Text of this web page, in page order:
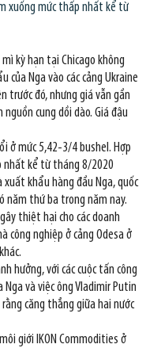
xuống mức thấp nhất kể từ
kỳ hạn tại Chicago không
của Nga vào các cảng Ukraine
trước đó, nhưng giá vẫn gần
cung dồi dào. Giá đậu
ở mức 5,42-3/4 bushel. Hợp
nhất kể từ tháng 8/2020
khẩu hàng đầu Nga, quốc
năm thứ ba trong năm nay.
thiệt hại cho các doanh
công nghiệp ở cảng Odesa ở
hưởng, với các cuộc tấn công
Nga và việc ông Vladimir Putin
căng thẳng giữa hai nước
giới IKON Commodities ở